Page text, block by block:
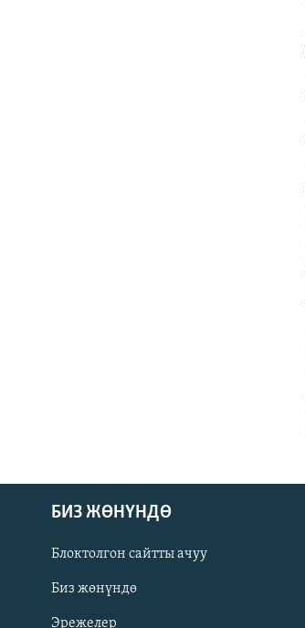
Русский
БИЗ ЖӨНҮНДӨ
Блоктолгон сайтты ачуу
Биз жөнүндө
Эрежелер